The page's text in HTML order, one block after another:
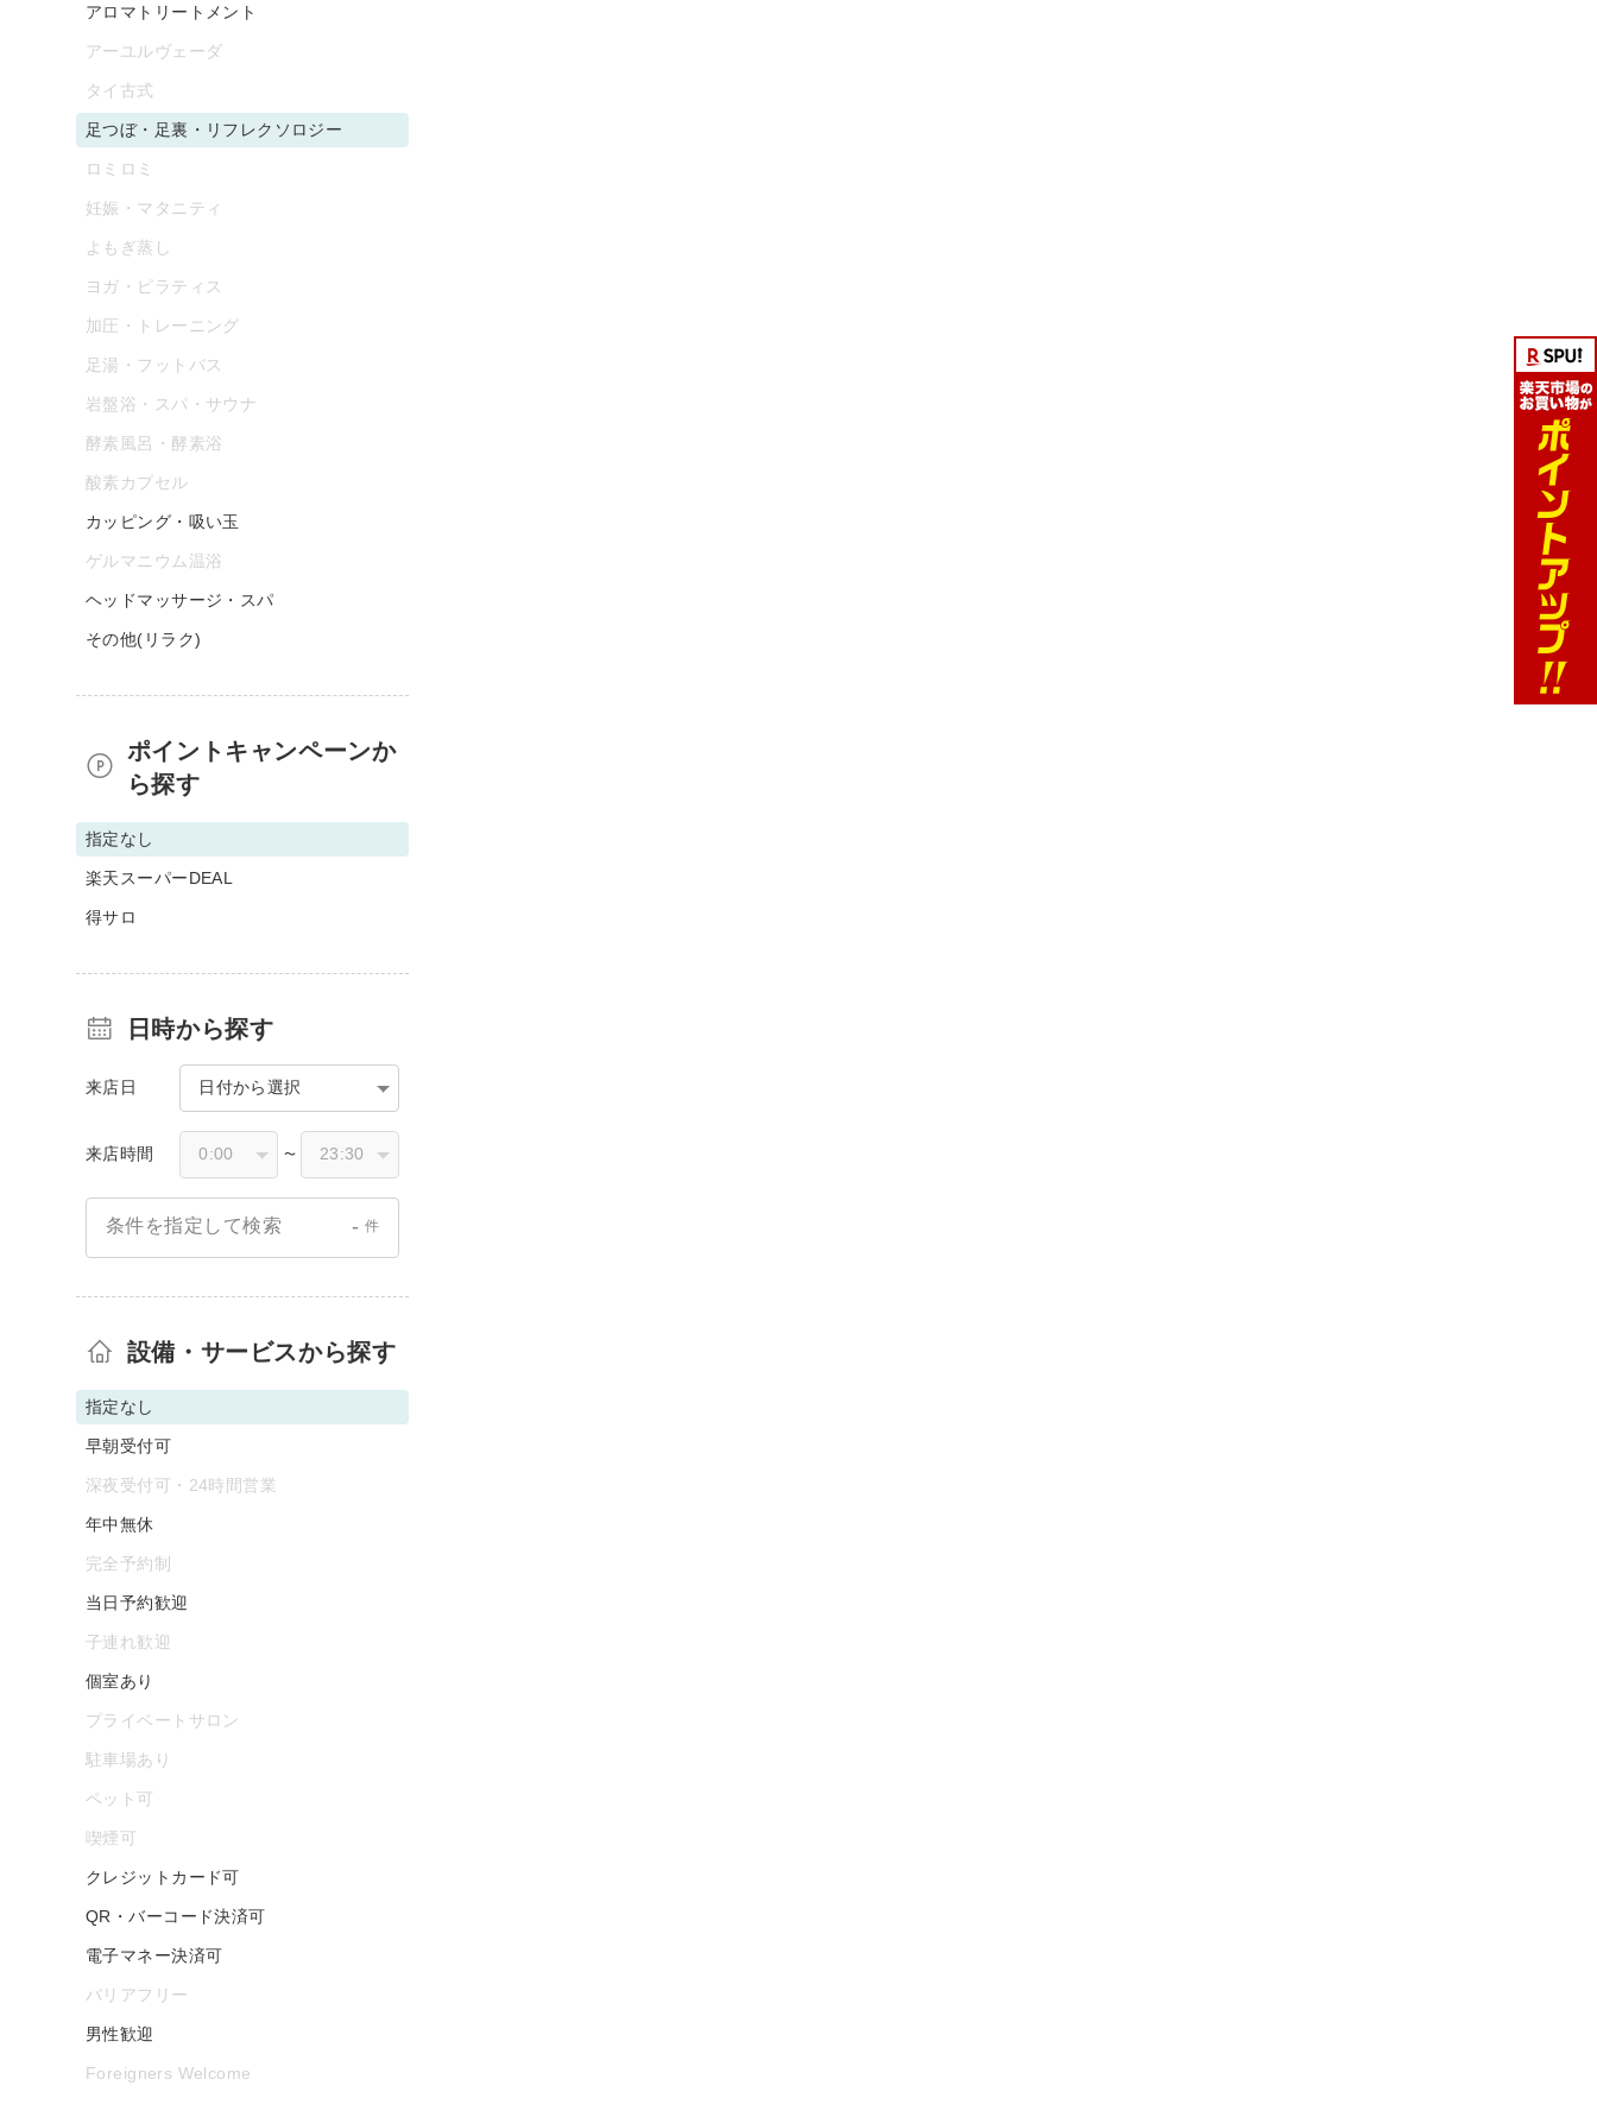
アロマトリートメント
アーユルヴェーダ
タイ古式
足つぼ・足裏・リフレクソロジー
ロミロミ
妊娠・マタニティ
よもぎ蒸し
ヨガ・ピラティス
加圧・トレーニング
足湯・フットバス
岩盤浴・スパ・サウナ
酵素風呂・酵素浴
酸素カプセル
カッピング・吸い玉
ゲルマニウム温浴
ヘッドマッサージ・スパ
その他(リラク)
ポイントキャンペーンか
ら探す
指定なし
楽天スーパーDEAL
得サロ
日時から探す
来店日 日付から選択
来店時間 〜
条件を指定して検索 - 件
設備・サービスから探す
指定なし
早朝受付可
深夜受付可・24時間営業
年中無休
完全予約制
当日予約歓迎
子連れ歓迎
個室あり
プライベートサロン
駐車場あり
ペット可
喫煙可
クレジットカード可
QR・バーコード決済可
電子マネー決済可
バリアフリー
男性歓迎
Foreigners Welcome